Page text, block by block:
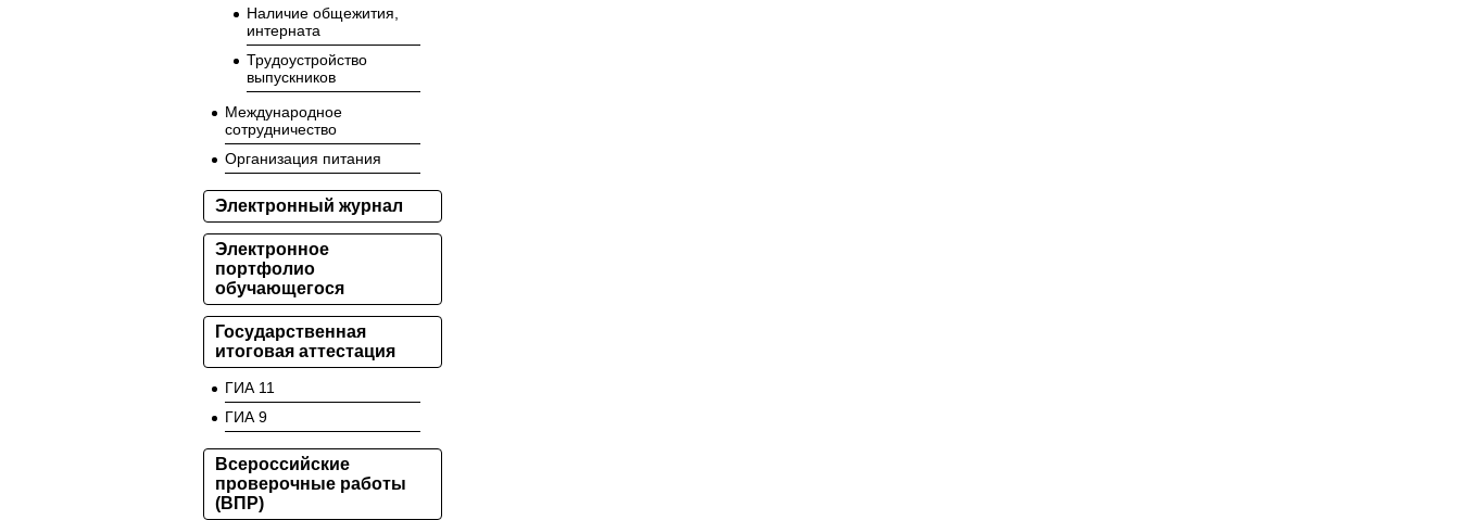
Наличие общежития,
интерната
Трудоустройство
выпускников
Международное
сотрудничество
Организация питания
Электронный журнал
Электронное
портфолио
обучающегося
Государственная
итоговая аттестация
ГИА 11
ГИА 9
Всероссийские
проверочные работы
(ВПР)